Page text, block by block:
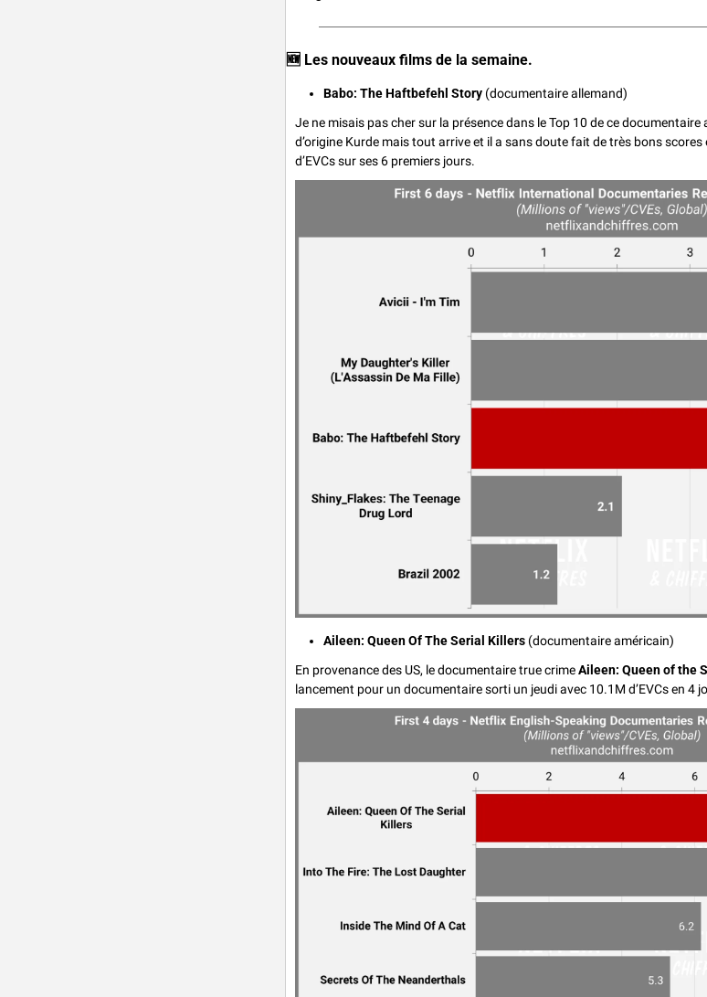
🆕 Les nouveaux films de la semaine.
Babo: The Haftbefehl Story (documentaire allemand)
Je ne misais pas cher sur la présence dans le Top 10 de ce
d’origine Kurde mais tout arrive et il a sans doute fait de très bons
d’EVCs sur ses 6 premiers jours.
Aileen: Queen Of The Serial Killers (documentaire américain)
En provenance des US, le documentaire true crime Aileen: Queen of the
lancement pour un documentaire sorti un jeudi avec 10.1M d’EVCs en 4